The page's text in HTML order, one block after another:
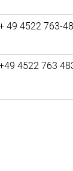
49 4522 763-
4522 763